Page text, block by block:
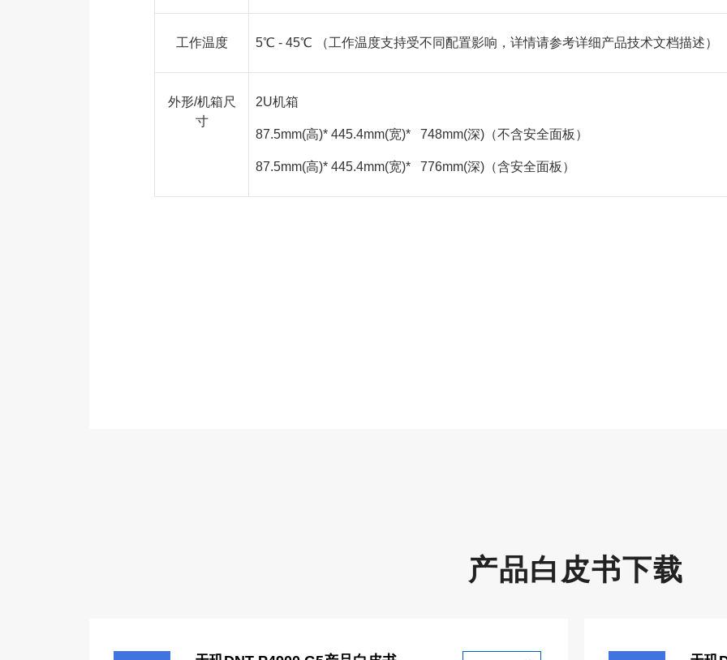
工作温度 5℃ - 45℃ （工作温度支持受不同配置影响，详情请参考详细产品技术文档描述）
外形/机箱尺
寸
2U机箱
87.5mm(高)* 445.4mm(宽)* 748mm(深)（不含安全面板）
87.5mm(高)* 445.4mm(宽)* 776mm(深)（含安全面板）
产品白皮书下载